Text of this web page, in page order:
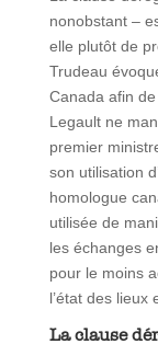
nonobstant –
elle plutôt de
Trudeau
Canada afin
Legault ne
premier
son utilisation
homologue
utilisée de
les échanges
pour le moins
l’état des lieux
La clause